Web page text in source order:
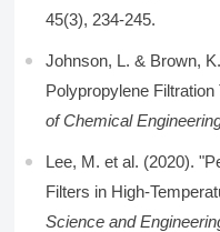
45(3), 234-245.
Johnson, L. & Brown,
Polypropylene
of Chemical
Lee, M. et al. (2020).
Filters in High-
Science and